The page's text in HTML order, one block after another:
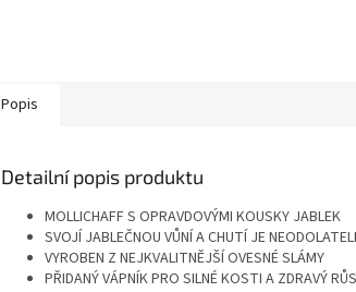
Popis
Detailní popis produktu
MOLLICHAFF S OPRAVDOVÝMI KOUSKY JABLEK
SVOJÍ JABLEČNOU VŮNÍ A CHUTÍ JE
VYROBEN Z NEJKVALITNĚJŠÍ OVESNÉ SLÁMY
PŘIDANÝ VÁPNÍK PRO SILNÉ KOSTI A ZDRAVÝ